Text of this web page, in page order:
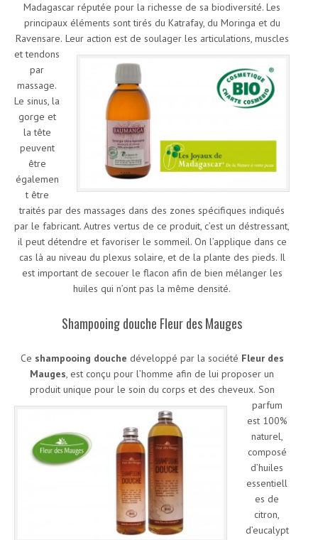
Madagascar réputée pour la richesse de sa biodiversité. Les
principaux éléments sont tirés du Katrafay, du Moringa et du
Ravensare. Leur action est de soulager les articulations, muscles
et tendons
par
massage.
Le sinus, la
gorge et
la tête
peuvent
être
égalemen
t être
traités par des massages dans des zones spécifiques indiqués
par le fabricant. Autres vertus de ce produit, c’est un déstressant,
il peut détendre et favoriser le sommeil. On l’applique dans ce
cas là au niveau du plexus solaire, et de la plante des pieds. Il
est important de secouer le flacon afin de bien mélanger les
huiles qui n’ont pas la même densité.
Shampooing douche Fleur des Mauges
Ce shampooing douche développé par la société Fleur des
Mauges, est conçu pour l’homme afin de lui proposer un
produit unique pour le soin du corps et des cheveux. Son
parfum
est 100%
naturel,
composé
d’huiles
essentiell
es de
citron,
d’eucalypt